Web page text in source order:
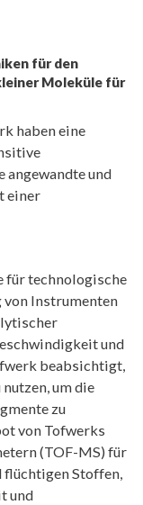
für den
Moleküle für
haben eine
und
einer
für technologische
Instrumenten
und
beabsichtigt,
um die
zu
von Tofwerks
(TOF-MS) für
flüchtigen Stoffen,
und